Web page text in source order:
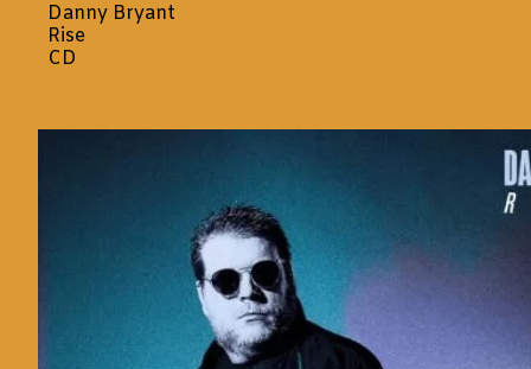
Danny Bryant
Rise
CD